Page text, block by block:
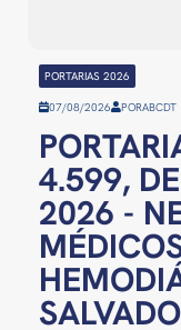
PORTARIAS 2026
07/08/2026 PORABCDT
4.599,
2026 -